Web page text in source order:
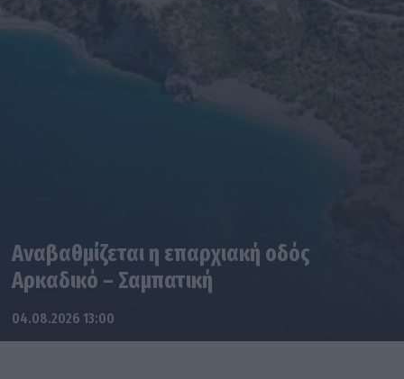
Αναβαθμίζεται η επαρχιακή οδός
Αρκαδικό – Σαμπατική
04.08.2026 13:00